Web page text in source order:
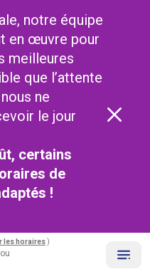
notre équipe
en œuvre pour
meilleures
que l’attente
ne
le jour
certains
de
!
les horaires )